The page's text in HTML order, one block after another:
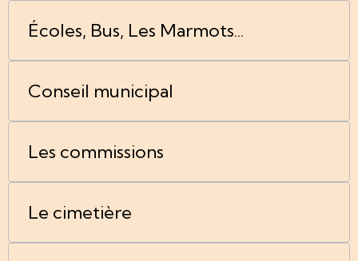
Écoles, Bus, Les Marmots...
Conseil municipal
Les commissions
Le cimetière